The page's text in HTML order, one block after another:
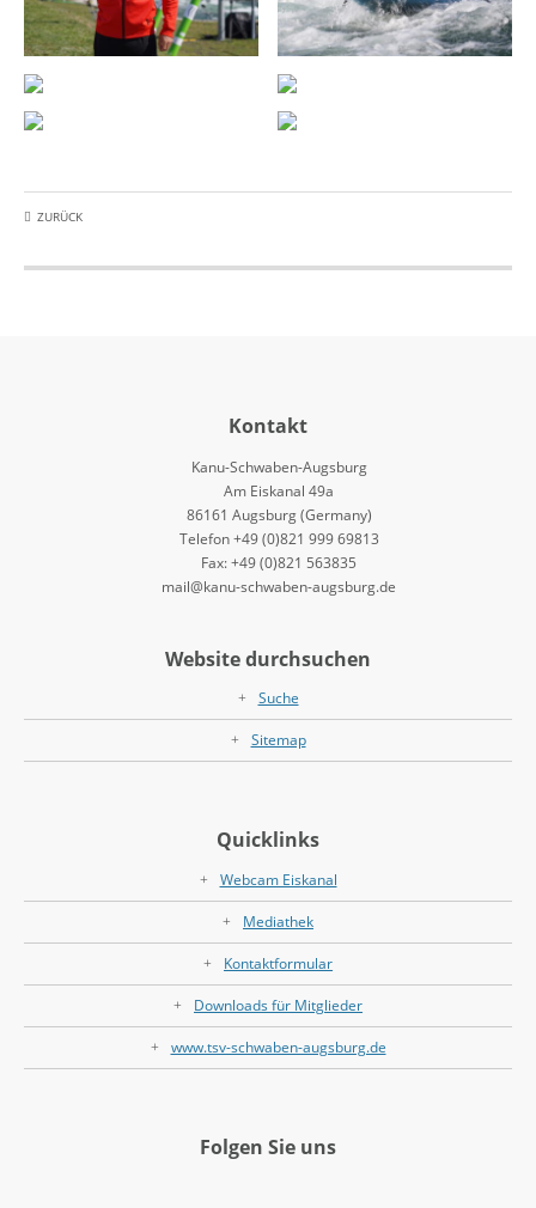
ZURÜCK
Kontakt
Kanu-Schwaben-Augsburg
Am Eiskanal 49a
86161 Augsburg (Germany)
Telefon +49 (0)821 999 69813
Fax: +49 (0)821 563835
mail@kanu-schwaben-augsburg.de
Website durchsuchen
Suche
Sitemap
Quicklinks
Webcam Eiskanal
Mediathek
Kontaktformular
Downloads für Mitglieder
www.tsv-schwaben-augsburg.de
Folgen Sie uns